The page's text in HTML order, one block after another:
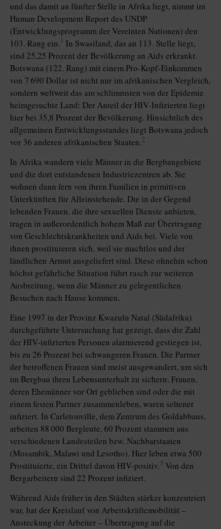
und das damit an fünfter Stelle in Afrika liegt, nimmt im
Human Development Report des UNDP
(Entwicklungsprogramm der Vereinten Nationen) den
103. Rang ein. 1 In Swasiland, das an 113. Stelle liegt,
sind 25,25 Prozent der Bevölkerung an Aids erkrankt.
Botswana (122. Rang) mit einem Pro-Kopf-Einkommen
von 7 690 Dollar ist nicht nur im afrikanischen Vergleich,
sondern weltweit das am schlimmsten von der Epidemie
heimgesuchte Land: Der Anteil der HIV-Infizierten liegt
hier bei 35,8 Prozent der Bevölkerung. Hinsichtlich des
allgemeinen Entwicklungsstandes liegt Botswana jedoch
vor 36 anderen afrikanischen Staaten.2
In Afrika wandern viele Männer in die Bergbaugebiete
und die dort entstandenen Industriezentren ab. Sie
wohnen dann fern von ihren Familien in primitiven
Unterkünften für Alleinstehende. Die in der Gegend
lebenden Frauen, die ihre sexuellen Dienste anbieten,
tragen in außerordentlich hohem Maß zur Übertragung
von Geschlechtskrankheiten und Aids bei. Viele von
ihnen prostituieren sich, weil sie machtlos und der
ländlichen Armut ausgeliefert sind. Diese ohnehin schon
höchst gefährliche Situation führt rasch zur weiteren
Ausbreitung, wenn die Männer zu gelegentlichen
Besuchen nach Hause kommen.
Eine 1997 in der Provinz Kwazulu Natal (Südafrika)
durchgeführte Untersuchung hat gezeigt, dass die Zahl
der HIV-infizierten Personen alarmierend gestiegen ist,
bis zu 26 Prozent bei schwangeren Frauen. Die Partner
der betroffenen Frauen sind meist ausgewandert, um sich
im Bergbau ihren Lebensunterhalt zu sichern. Frauen,
deren Ehemänner vor Ort geblieben sind oder die mit
einem festen Partner zusammenleben, waren seltener
infiziert. In Carletonville, dem Zentrum des Goldabbaus,
arbeiten 88 000 Bergleute, 60 Prozent stammen aus
verschiedenen Landesteilen bzw. Nachbarstaaten
(Mosambik, Malawi und Lesotho). Hier leben etwa 500
Prostituierte, ein Drittel davon HIV-positiv.3 Von den
Bergarbeitern sind 22 Prozent infiziert.
Während Aids früher in den Städten stärker konzentriert
war, hat der Kreislauf von Arbeitskräftemobilität –
Ansteckung der Arbeiter – Übertragung auf die